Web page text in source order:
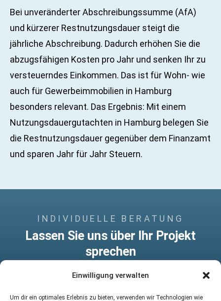
Einwilligung verwalten
Um dir ein optimales Erlebnis zu bieten, verwenden wir Technologien wie
Bei unveränderter Abschreibungssumme (AfA)
und kürzerer Restnutzungsdauer steigt die
jährliche Abschreibung. Dadurch erhöhen Sie die
abzugsfähigen Kosten pro Jahr und senken Ihr zu
versteuerndes Einkommen. Das ist für Wohn- wie
auch für Gewerbeimmobilien in Hamburg
besonders relevant. Das Ergebnis: Mit einem
Nutzungsdauergutachten in Hamburg belegen Sie
die Restnutzungsdauer gegenüber dem Finanzamt
und sparen Jahr für Jahr Steuern.
INDIVIDUELLE BERATUNG
Lassen Sie uns über Ihr Projekt
sprechen
unverbindliche Erstberatung. Ich freue mich